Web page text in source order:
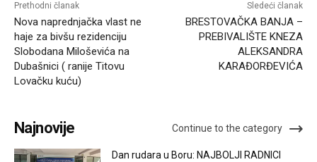
Prethodni članak
Nova naprednjačka vlast ne
haje za bivšu rezidenciju
Slobodana Miloševića na
Dubašnici ( ranije Titovu
Lovačku kuću)
Sledeći članak
BRESTOVAČKA BANJA –
PREBIVALIŠTE KNEZA
ALEKSANDRA
KARAĐORĐEVIĆA
Najnovije Continue to the category
Dan rudara u Boru: NAJBOLJI RADNICI